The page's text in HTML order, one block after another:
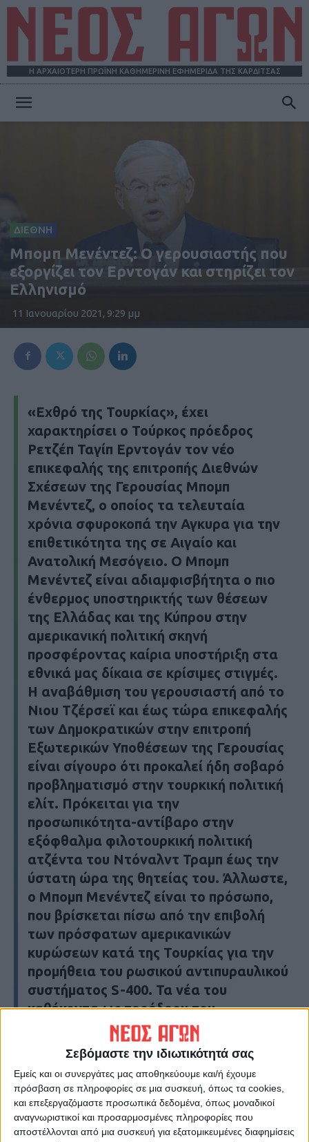
Σεβόμαστε την ιδιωτικότητά σας
Εμείς και οι συνεργάτες μας αποθηκεύουμε και/ή έχουμε
πρόσβαση σε πληροφορίες σε μια συσκευή, όπως τα cookies,
και επεξεργαζόμαστε προσωπικά δεδομένα, όπως μοναδικοί
αναγνωριστικοί και προσαρμοσμένες πληροφορίες που
αποστέλλονται από μια συσκευή για εξατομικευμένες διαφημίσεις
Η ΑΡΧΑΙΟΤΕΡΗ ΠΡΩΪΝΗ ΚΑΘΗΜΕΡΙΝΗ ΕΦΗΜΕΡΙΔΑ ΤΗΣ ΚΑΡΔΙΤΣΑΣ
ΔΙΕΘΝΗ
Μπομπ Μενέντεζ: Ο γερουσιαστής που
εξοργίζει τον Ερντογάν και στηρίζει τον
Ελληνισμό
11 Ιανουαρίου 2021, 9:29 μμ
«Εχθρό της Τουρκίας», έχει
χαρακτηρίσει ο Τούρκος πρόεδρος
Ρετζέπ Ταγίπ Ερντογάν τον νέο
επικεφαλής της επιτροπής Διεθνών
Σχέσεων της Γερουσίας Μπομπ
Μενέντεζ, ο οποίος τα τελευταία
χρόνια σφυροκοπά την Αγκυρα για την
επιθετικότητα της σε Αιγαίο και
Ανατολική Μεσόγειο. Ο Μπομπ
Μενέντεζ είναι αδιαμφισβήτητα ο πιο
ένθερμος υποστηρικτής των θέσεων
της Ελλάδας και της Κύπρου στην
αμερικανική πολιτική σκηνή
προσφέροντας καίρια υποστήριξη στα
εθνικά μας δίκαια σε κρίσιμες στιγμές.
Η αναβάθμιση του γερουσιαστή από το
Νιου Τζέρσεϊ και έως τώρα επικεφαλής
των Δημοκρατικών στην επιτροπή
Εξωτερικών Υποθέσεων της Γερουσίας
είναι σίγουρο ότι προκαλεί ήδη σοβαρό
προβληματισμό στην τουρκική πολιτική
ελίτ. Πρόκειται για την
προσωπικότητα-αντίβαρο στην
εξόφθαλμα φιλοτουρκική πολιτική
ατζέντα του Ντόναλντ Τραμπ έως την
ύστατη ώρα της θητείας του. Άλλωστε,
ο Μπομπ Μενέντεζ είναι το πρόσωπο,
που βρίσκεται πίσω από την επιβολή
των πρόσφατων αμερικανικών
κυρώσεων κατά της Τουρκίας για την
προμήθεια του ρωσικού αντιπυραυλικού
συστήματος S-400. Τα νέα του
καθήκοντα ως προέδρου του
νομοθετικού οργάνου, που εποπτεύει
την εξωτερική πολιτική των ΗΠΑ, τον
καθιστούν εκ των πραγμάτων βασικό
αξιωματούχο της προεδρίας Μπάιντεν
προσδίδοντάς του ρυθμιστικό ρόλο στη
διαμόρφωση της αμερικανικής
διπλωματίας.